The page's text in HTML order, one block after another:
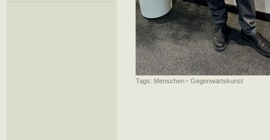
Tags: Menschen · Gegenwartskunst